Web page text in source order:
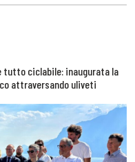
tutto ciclabile: inaugurata la
attraversando uliveti